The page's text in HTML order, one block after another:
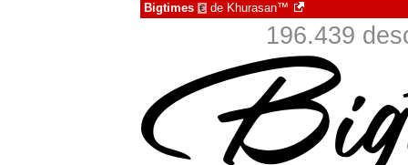
Bigtimes € de Khurasan™
196.439